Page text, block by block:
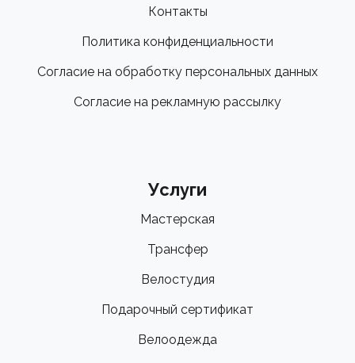
Контакты
Политика конфиденциальности
Согласие на обработку персональных данных
Согласие на рекламную рассылку
Услуги
Мастерская
Трансфер
Велостудия
Подарочный сертификат
Велоодежда